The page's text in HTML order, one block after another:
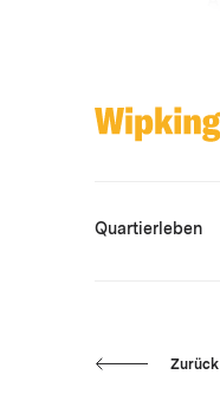
Quartierleben
Zurück